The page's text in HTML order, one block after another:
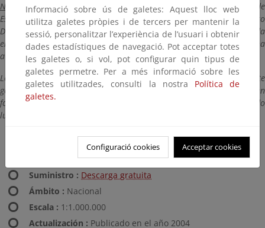
NOTA
: Los datos geográficos disponibles del ‘Atlas de los Paisajes de
España’ del Ministerio para la Transición Ecológica y el Reto
Demográfico, proceden de la digitalización de la cartografía publicada
en el Atlas de los Paisajes de España, proyecto que se puso en marcha
a finales de 1998.
Los datos de las islas Canarias no están perfectamente
georreferenciados debido a que proceden de una fuente antigua en
formato analógico. El proceso se llevó a cabo de forma manual, dando
lugar a un ajuste aproximado, pero no exacto.
Atlas de los Paisajes de España
Suministro : Descarga gratuita
Ámbito : Nacional
Escala : 1:1.000.000
Actualización : Publicado en el año 2004
Informació sobre ús de galetes: Aquest lloc web
utilitza galetes pròpies i de tercers per mantenir la
sessió, personalitzar l’experiència de l’usuari i obtenir
dades estadístiques de navegació. Pot acceptar totes
les galetes o, si vol, pot configurar quin tipus de
galetes permetre. Per a més informació sobre les
galetes utilitzades, consulti la nostra Política de
galetes.
Configuració cookies Acceptar cookies